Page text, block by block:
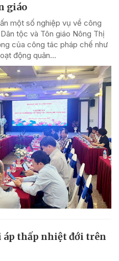
giáo
một số nghiệp vụ về công
tộc và Tôn giáo Nông Thị
của công tác pháp chế như
động quản...
áp thấp nhiệt đới trên